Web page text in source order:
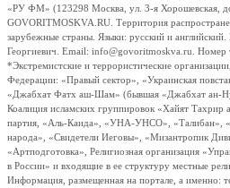
«РУ ФМ» (123298 Москва, ул. 3-я Хорошевская,
GOVORITMOSKVA.RU. Территория
зарубежные страны. Языки: русский и
Георгиевич. Email: info@govoritmoskva.ru. Номер
*Экстремистские и террористические
Федерации: «Правый сектор», «Украинская
«Джабхат Фатх аш-Шам» (бывшая «Джабхат ан-
Коалиция исламских группировок «Хайят
партия, «Аль-Каида», «УНА-УНСО», «Талибан»,
народа», «Свидетели Иеговы», «Мизантропик
«Артподготовка», Религиозная организация
в России» и входящие в ее структуру местные
Информация, размещенная на портале, а именно: